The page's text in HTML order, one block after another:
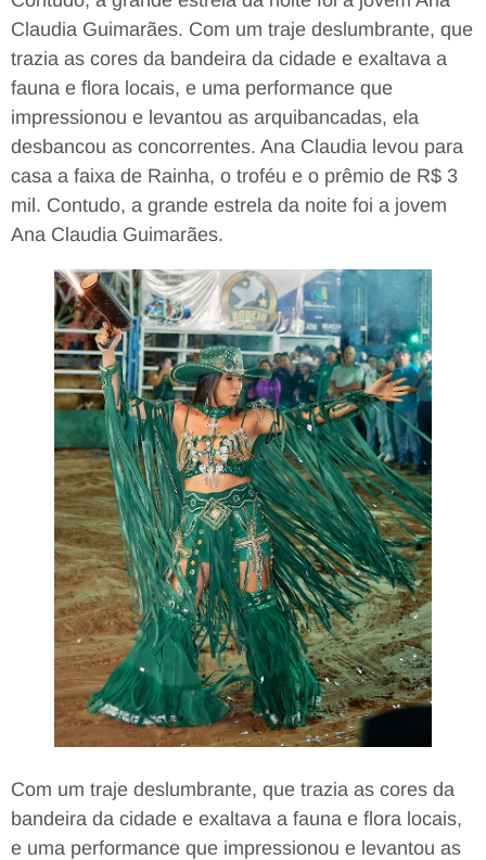
Claudia Guimarães. Com um traje deslumbrante, que
trazia as cores da bandeira da cidade e exaltava a
fauna e flora locais, e uma performance que
impressionou e levantou as arquibancadas, ela
desbancou as concorrentes. Ana Claudia levou para
casa a faixa de Rainha, o troféu e o prêmio de R$ 3
mil. Contudo, a grande estrela da noite foi a jovem
Ana Claudia Guimarães.
Com um traje deslumbrante, que trazia as cores da
bandeira da cidade e exaltava a fauna e flora locais,
e uma performance que impressionou e levantou as